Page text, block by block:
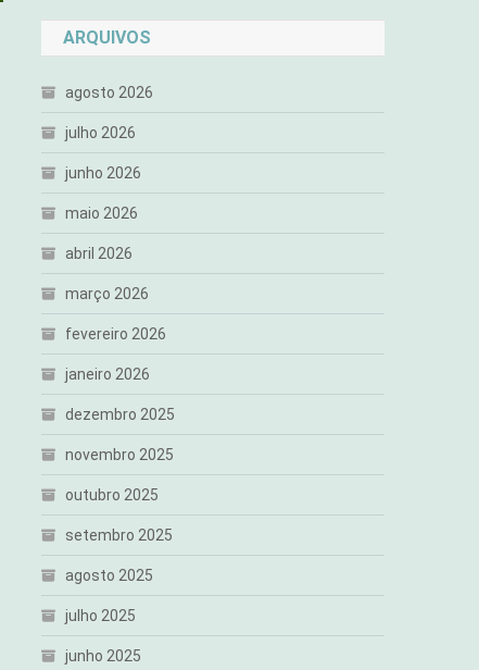
ARQUIVOS
agosto 2026
julho 2026
junho 2026
maio 2026
abril 2026
março 2026
fevereiro 2026
janeiro 2026
dezembro 2025
novembro 2025
outubro 2025
setembro 2025
agosto 2025
julho 2025
junho 2025